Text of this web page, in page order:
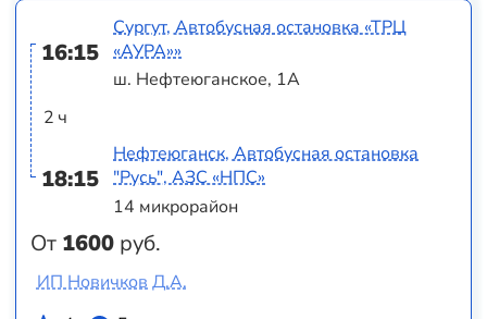
16:15
2 ч
18:15
От 1600 руб.
Сургут, Автобусная остановка «ТРЦ
«АУРА»»
ш. Нефтеюганское, 1А
Нефтеюганск, Автобусная остановка
"Русь", АЗС «НПС»
14 микрорайон
ИП Новичков Д.А.